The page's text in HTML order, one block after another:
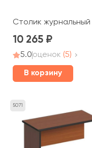
Столик
10 265
5.0оценок (5)
В корзину
5071